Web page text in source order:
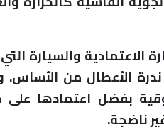
الاعتمادية والسيارة
الأعطال من الأساس.
بفضل اعتمادها
ناضجة.